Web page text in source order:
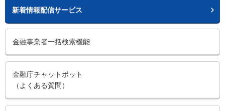
新着情報配信サービス
金融事業者一括検索機能
金融庁チャットボット
（よくある質問）